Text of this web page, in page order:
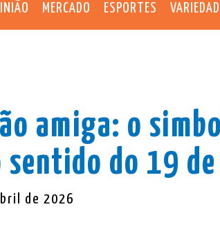
MERCADO ESPORTES
amiga: o
sentido do 19
de 2026